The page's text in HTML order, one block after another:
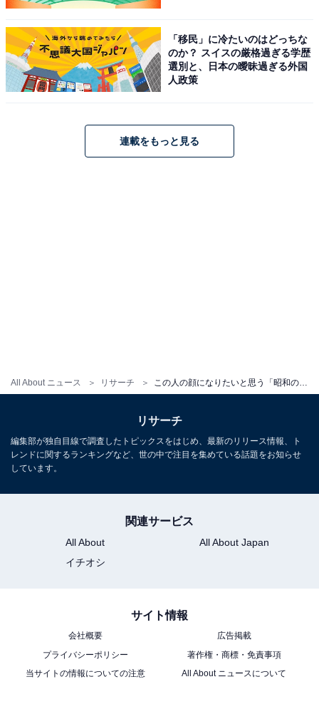
All About ニュース リサーチ この人の顔になりたいと思う「昭和の女優」ランキング！ 「石田ゆり子」を抑えた1位は？
「移民」に冷たいのはどっちな
のか？ スイスの厳格過ぎる学歴
選別と、日本の曖昧過ぎる外国
人政策
連載をもっと見る
リサーチ
編集部が独自目線で調査したトピックスをはじめ、最新のリリース情報、ト
レンドに関するランキングなど、世の中で注目を集めている話題をお知らせ
しています。
関連サービス
All About
All About Japan
イチオシ
サイト情報
会社概要
広告掲載
プライバシーポリシー
著作権・商標・免責事項
当サイトの情報についての注意
All About ニュースについて